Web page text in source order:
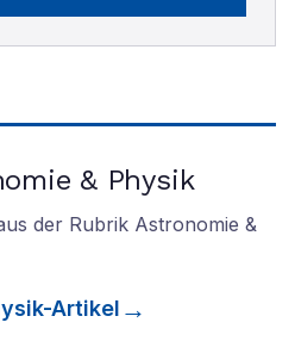
& Physik
der Rubrik Astronomie &
-Artikel